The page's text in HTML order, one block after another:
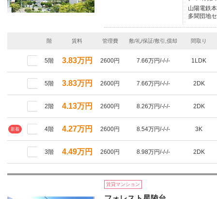
山陽電鉄
多聞団地
階 賃料 管理費 敷/礼/保証/敷引,償却 間取り
5階 3.83万円 2600円 7.66万円/-/-/- 1LDK
5階 3.83万円 2600円 7.66万円/-/-/- 2DK
2階 4.13万円 2600円 8.26万円/-/-/- 2DK
新着 4階 4.27万円 2600円 8.54万円/-/-/- 3K
3階 4.49万円 2600円 8.98万円/-/-/- 2DK
賃貸マンション